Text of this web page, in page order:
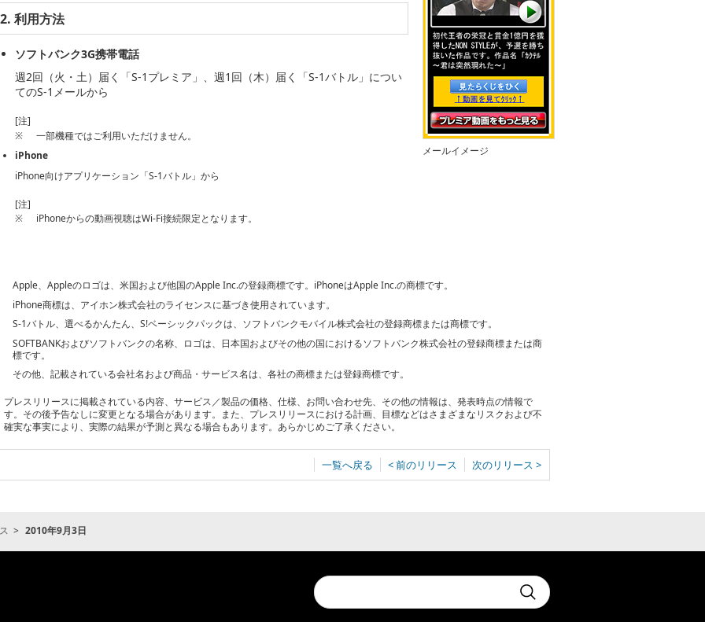
メールイメージ
2. 利用方法
ソフトバンク3G携帯電話
週2回（火・土）届く「S-1プレミア」、週1回（木）届く「S-1バトル」につい
てのS-1メールから
[注]
※
一部機種ではご利用いただけません。
iPhone
iPhone向けアプリケーション「S-1バトル」から
[注]
※
iPhoneからの動画視聴はWi-Fi接続限定となります。
Apple、Appleのロゴは、米国および他国のApple Inc.の登録商標です。iPhoneはApple Inc.の商標です。
iPhone商標は、アイホン株式会社のライセンスに基づき使用されています。
S-1バトル、選べるかんたん、S!ベーシックパックは、ソフトバンクモバイル株式会社の登録商標または商標です。
SOFTBANKおよびソフトバンクの名称、ロゴは、日本国およびその他の国におけるソフトバンク株式会社の登録商標または商
標です。
その他、記載されている会社名および商品・サービス名は、各社の商標または登録商標です。
プレスリリースに掲載されている内容、サービス／製品の価格、仕様、お問い合わせ先、その他の情報は、発表時点の情報で
す。その後予告なしに変更となる場合があります。また、プレスリリースにおける計画、目標などはさまざまなリスクおよび不
確実な事実により、実際の結果が予測と異なる場合もあります。あらかじめご了承ください。
一覧へ戻る < 前のリリース 次のリリース >
2010年9月3日
Conduct
a
search
Submit